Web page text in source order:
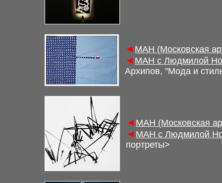
◄ МАН (Московская
◄ МАН с Людмилой
Архипов, "Мода и
◄ МАН (Московская
◄ МАН с Людмилой
портреты>